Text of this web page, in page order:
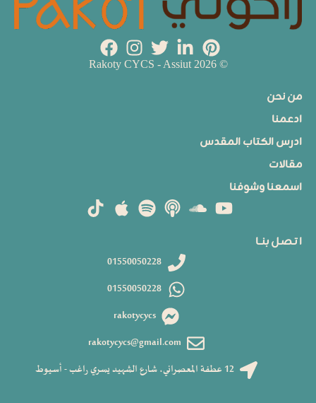
ا تـصـل بنــا
01550050228
01550050228
rakotycycs
rakotycycs@gmail.com
12 عطفة المعصراني، شارع الشهيد يسري راغب - أسيوط
من نحن
ادعمنا
ادرس الكتاب المقدس
مقالات
اسمعنا وشوفنا
© 2026 Rakoty CYCS - Assiut